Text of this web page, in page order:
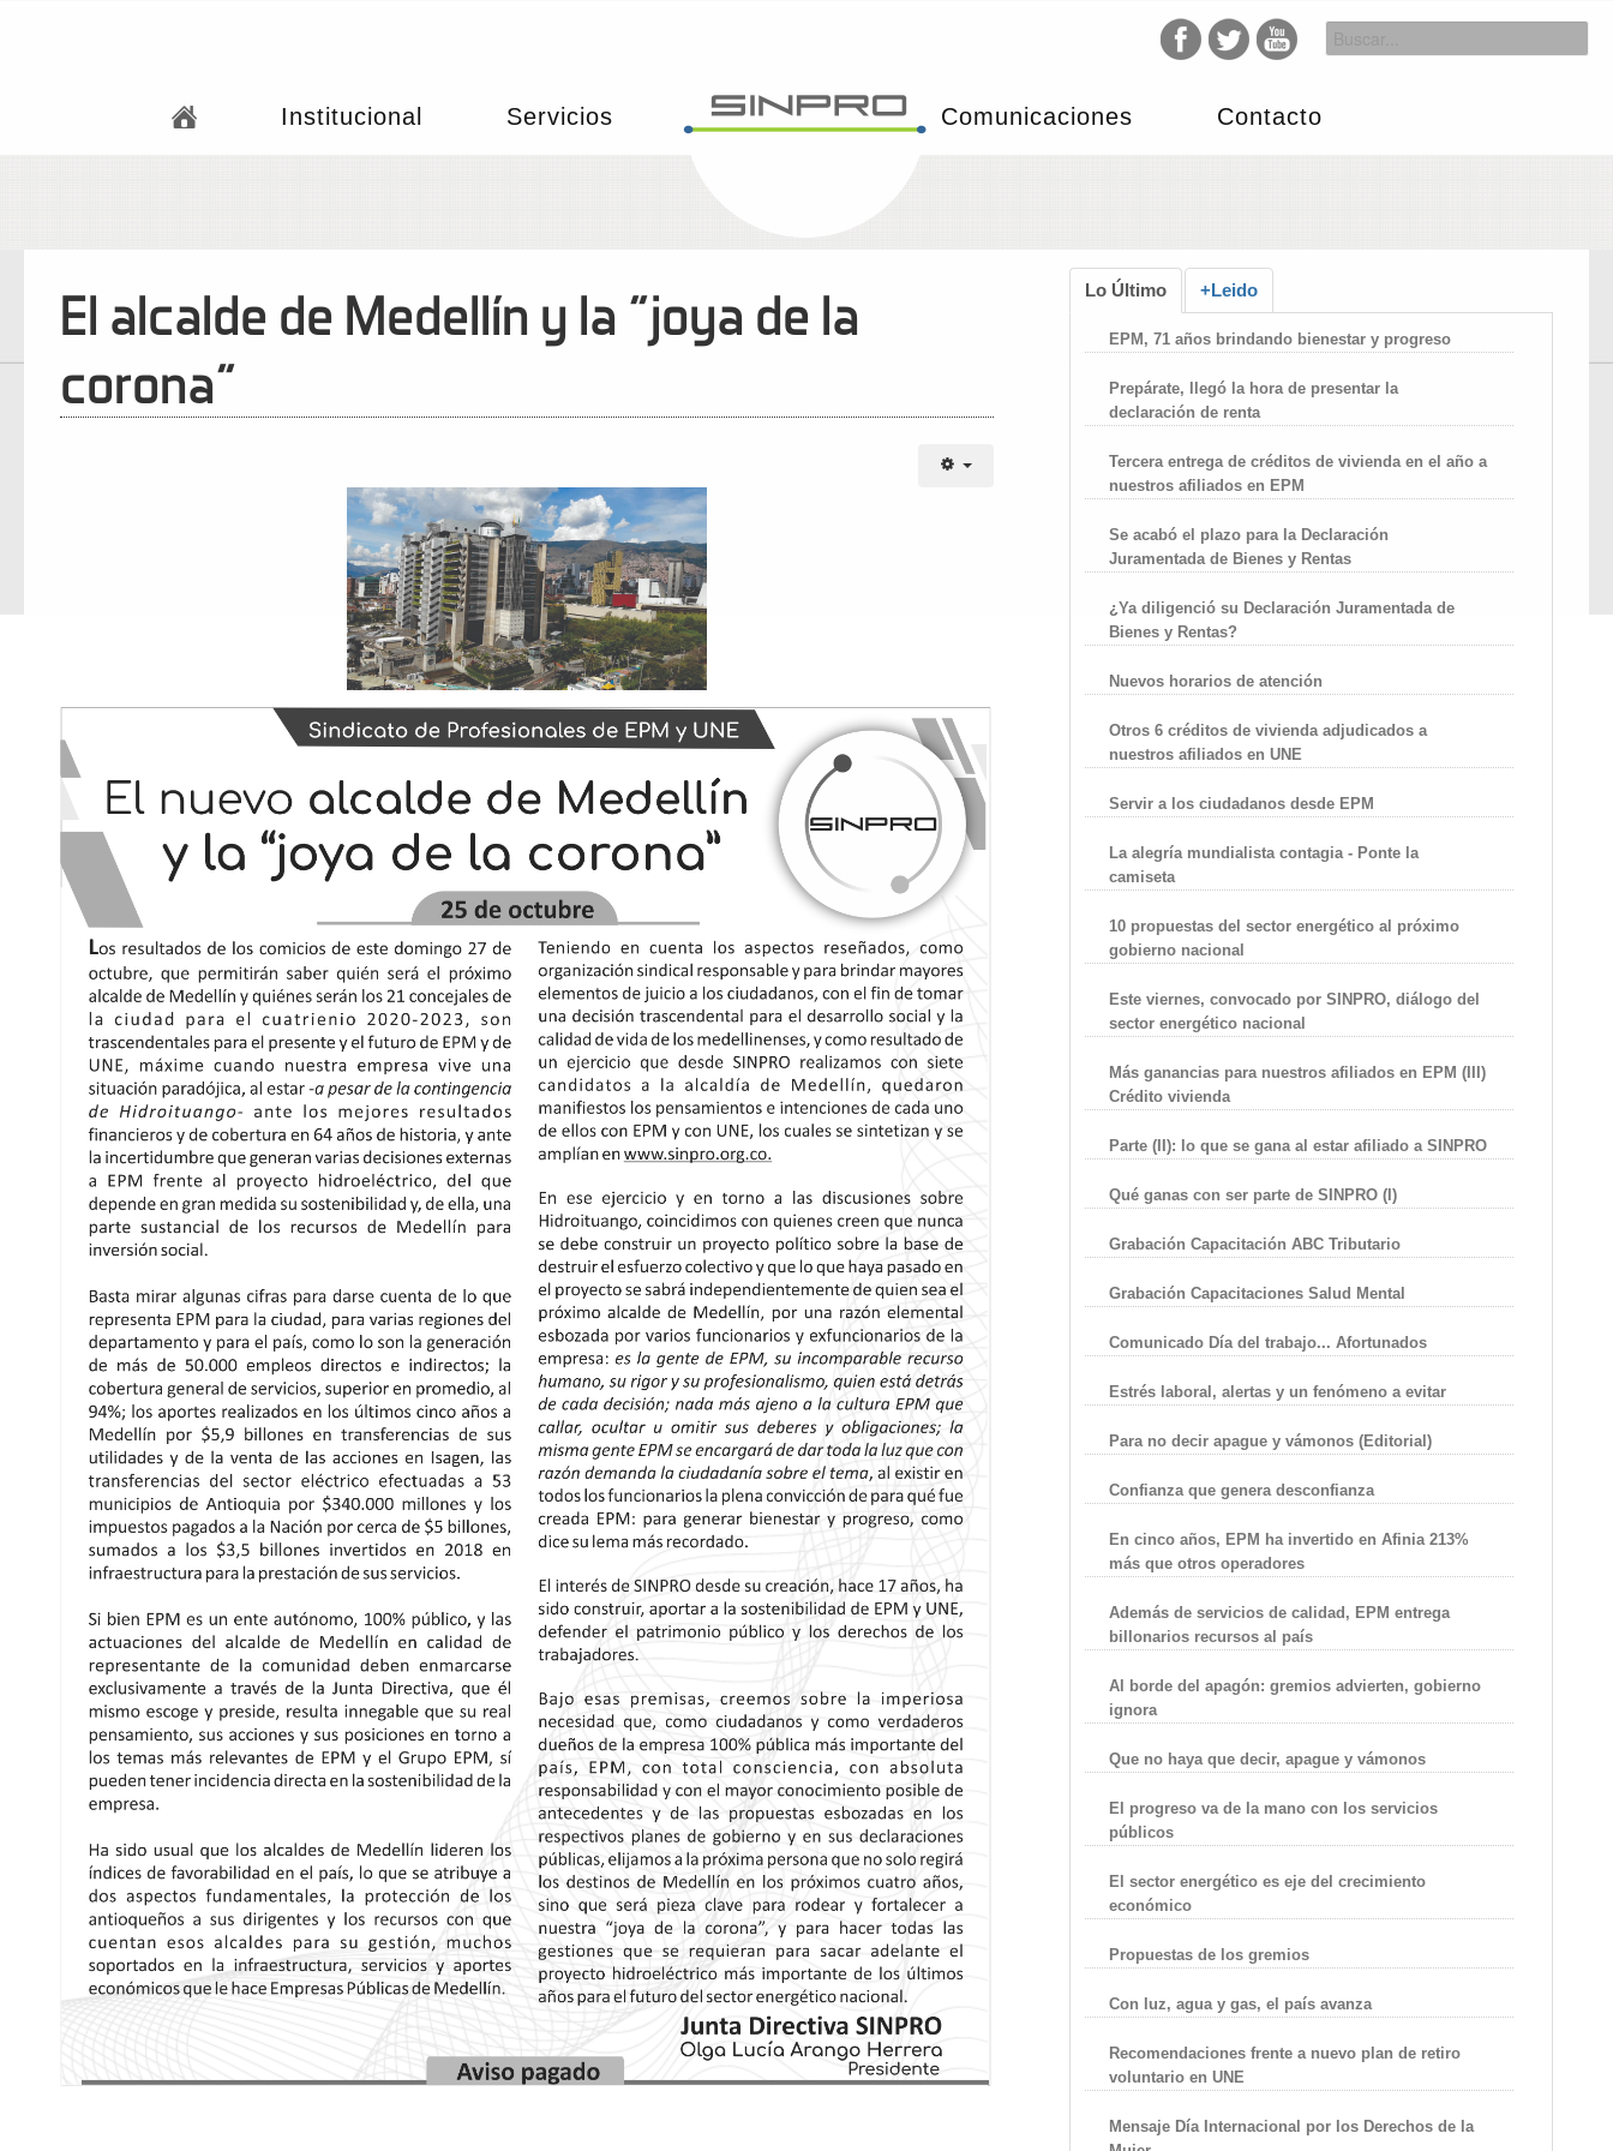
Institucional Servicios Comunicaciones Contacto
El alcalde de Medellín y la "joya de la
corona"
Lo Último +Leido
EPM, 71 años brindando bienestar y progreso
Prepárate, llegó la hora de presentar la
declaración de renta
Tercera entrega de créditos de vivienda en el año a
nuestros afiliados en EPM
Se acabó el plazo para la Declaración
Juramentada de Bienes y Rentas
¿Ya diligenció su Declaración Juramentada de
Bienes y Rentas?
Nuevos horarios de atención
Otros 6 créditos de vivienda adjudicados a
nuestros afiliados en UNE
Servir a los ciudadanos desde EPM
La alegría mundialista contagia - Ponte la
camiseta
10 propuestas del sector energético al próximo
gobierno nacional
Este viernes, convocado por SINPRO, diálogo del
sector energético nacional
Más ganancias para nuestros afiliados en EPM (III)
Crédito vivienda
Parte (II): lo que se gana al estar afiliado a SINPRO
Qué ganas con ser parte de SINPRO (I)
Grabación Capacitación ABC Tributario
Grabación Capacitaciones Salud Mental
Comunicado Día del trabajo... Afortunados
Estrés laboral, alertas y un fenómeno a evitar
Para no decir apague y vámonos (Editorial)
Confianza que genera desconfianza
En cinco años, EPM ha invertido en Afinia 213%
más que otros operadores
Además de servicios de calidad, EPM entrega
billonarios recursos al país
Al borde del apagón: gremios advierten, gobierno
ignora
Que no haya que decir, apague y vámonos
El progreso va de la mano con los servicios
públicos
El sector energético es eje del crecimiento
económico
Propuestas de los gremios
Con luz, agua y gas, el país avanza
Recomendaciones frente a nuevo plan de retiro
voluntario en UNE
Mensaje Día Internacional por los Derechos de la